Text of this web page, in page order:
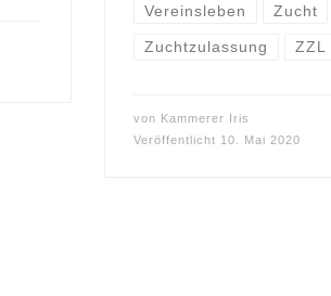
Vereinsleben Zucht
Zuchtzulassung ZZL
von Kammerer Iris
Veröffentlicht 10. Mai 2020